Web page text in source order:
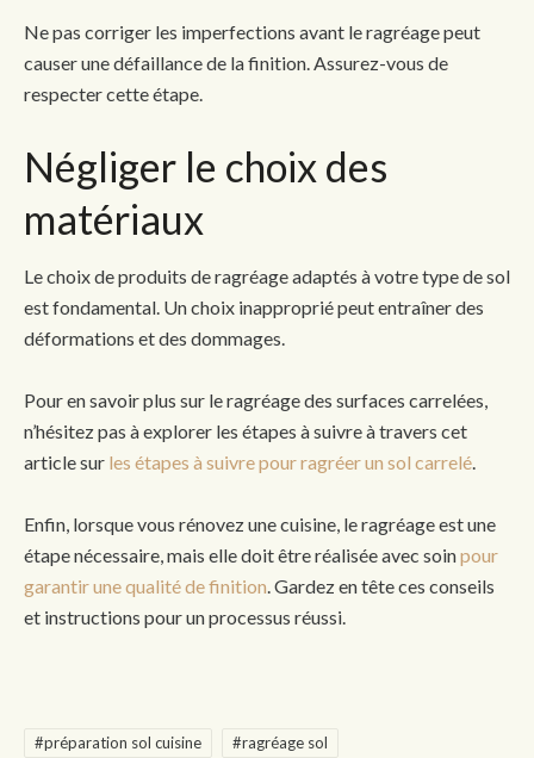
Ne pas corriger les imperfections avant le ragréage peut
causer une défaillance de la finition. Assurez-vous de
respecter cette étape.
Négliger le choix des
matériaux
Le choix de produits de ragréage adaptés à votre type de sol
est fondamental. Un choix inapproprié peut entraîner des
déformations et des dommages.
Pour en savoir plus sur le ragréage des surfaces carrelées,
n’hésitez pas à explorer les étapes à suivre à travers cet
article sur les étapes à suivre pour ragréer un sol carrelé
Enfin, lorsque vous rénovez une cuisine, le ragréage est une
étape nécessaire, mais elle doit être réalisée avec soinpour
garantir une qualité de finition . Gardez en tête ces conseils
et instructions pour un processus réussi.
#préparation sol cuisine #ragréage sol